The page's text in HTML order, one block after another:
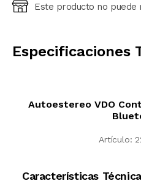
Ingresá código postal (sólo
Este producto no
Especificaciones
Autoestereo VDO
Artículo:
Características